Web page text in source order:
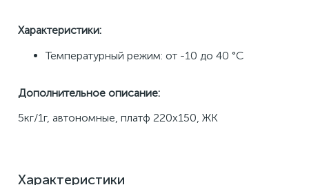
Характеристики:
Температурный режим: от -10 до 40 °С
Дополнительное описание:
5кг/1г, автономные, платф 220х150, ЖК
Характеристики